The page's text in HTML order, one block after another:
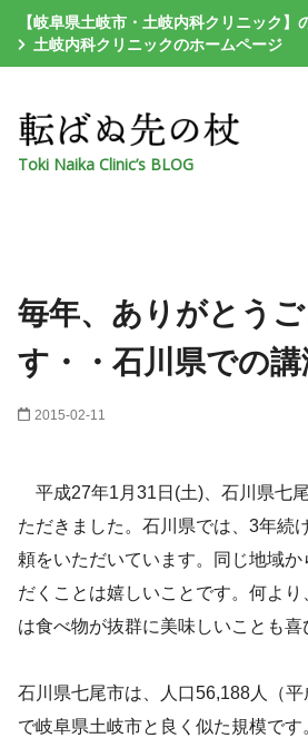
【岐阜県土岐市・土岐内科クリニック】
土岐内科クリニックのホームページ
Toki Naika Clinic’s BLOG
毎年、ありがとう
す・・石川県での
2015-02-11
平成27年1月31日(土)、石川県七
ただきました。石川県では、3年続
頼をいただいています。同じ地域
だくことは嬉しいことです。何よ
は食べ物が抜群に美味しいことも喜
石川県七尾市は、人口56,188人（平
で岐阜県土岐市と良く似た規模で